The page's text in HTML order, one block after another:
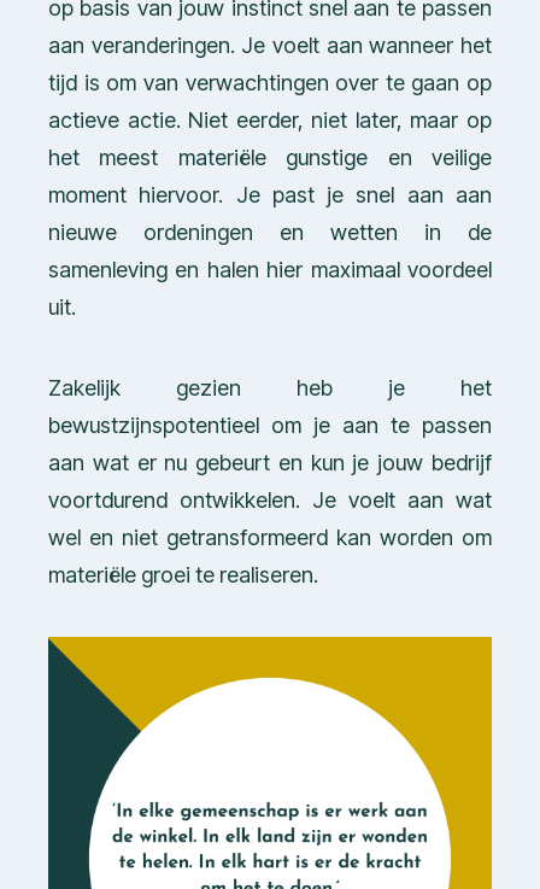
op basis van jouw instinct snel aan te passen
aan veranderingen. Je voelt aan wanneer het
tijd is om van verwachtingen over te gaan op
actieve actie. Niet eerder, niet later, maar op
het meest materiële gunstige en veilige
moment hiervoor. Je past je snel aan aan
nieuwe ordeningen en wetten in de
samenleving en halen hier maximaal voordeel
uit.
Zakelijk gezien heb je het
bewustzijnspotentieel om je aan te passen
aan wat er nu gebeurt en kun je jouw bedrijf
voortdurend ontwikkelen. Je voelt aan wat
wel en niet getransformeerd kan worden om
materiële groei te realiseren.